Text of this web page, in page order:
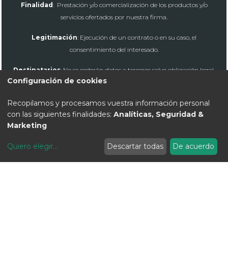
Finalidad: Prestación y/o comercialización de los productos y/o
servicios ofertados por nuestra firma.
Legitimación: Ejecución de un contrato o en su caso, el
consentimiento del interesado.
Destinatarios: No se cederán datos a terceros salvo obligación legal.
derechos, como se explica en la información adicional.
Información adicional
MODIFICAR COOKIES
Configuración de cookies
Recopilamos y procesamos vuestra información personal
con las siguientes finalidades: Analíticas, Seguridad &
Marketing
Quiero elegir... Descartar todas De acuerdo